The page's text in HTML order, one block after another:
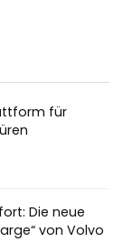
für
Die neue
von Volvo